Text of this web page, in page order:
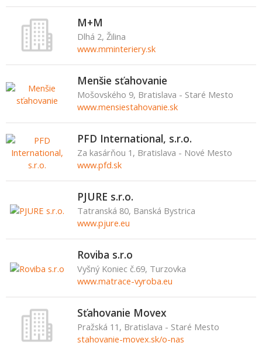
M+M
Dlhá 2, Žilina
www.mminteriery.sk
Menšie sťahovanie
Mošovského 9, Bratislava - Staré Mesto
www.mensiestahovanie.sk
PFD International, s.r.o.
Za kasárňou 1, Bratislava - Nové Mesto
www.pfd.sk
PJURE s.r.o.
Tatranská 80, Banská Bystrica
www.pjure.eu
Roviba s.r.o
Vyšný Koniec č.69, Turzovka
www.matrace-vyroba.eu
Sťahovanie Movex
Pražská 11, Bratislava - Staré Mesto
stahovanie-movex.sk/o-nas